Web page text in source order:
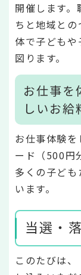
開催します
ちと地域と
体で子ども
図ります。
お仕事を
しいお給
お仕事体験
ード（500円
多くの子ど
います。
当選・
このたびは